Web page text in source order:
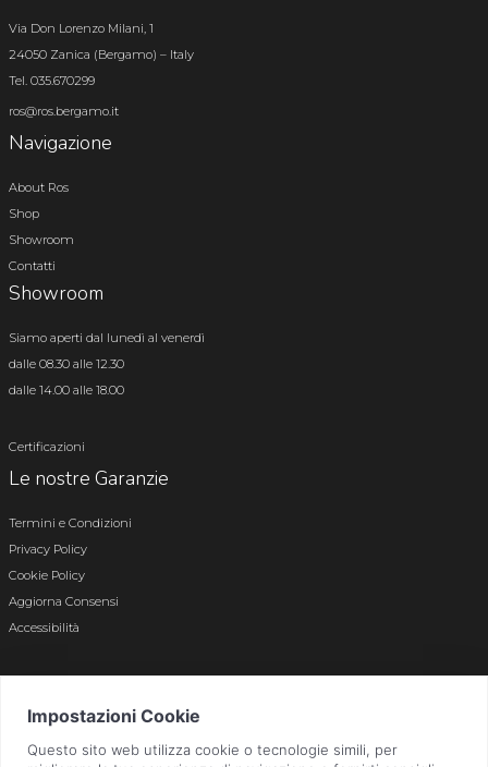
Via Don Lorenzo Milani, 1
24050 Zanica (Bergamo) – Italy
Tel. 035.670299
ros@ros.bergamo.it
Navigazione
About Ros
Shop
Showroom
Contatti
Showroom
Siamo aperti dal lunedì al venerdì
dalle 08.30 alle 12.30
dalle 14.00 alle 18.00
Certificazioni
Le nostre Garanzie
Termini e Condizioni
Privacy Policy
Cookie Policy
Aggiorna Consensi
Accessibilità
Bergamo n. 01496180165 · Capitale Sociale i.v. € 800.000,00